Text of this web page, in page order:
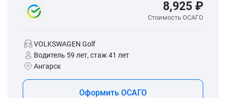
8,925 ₽
Стоимость ОСАГО
VOLKSWAGEN Golf
Водитель 59 лет, стаж 41 лет
Ангарск
Оформить ОСАГО